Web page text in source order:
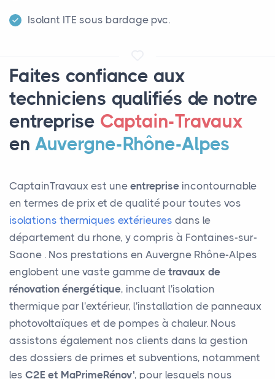
Isolant ITE sous bardage pvc.
Faites confiance aux
techniciens qualifiés de notre
entreprise Captain-Travaux
enAuvergne-Rhône-Alpes
CaptainTravaux est une entreprise incontournable
en termes de prix et de qualité pour toutes vos
isolations thermiques extérieures dans le
département du rhone, y compris à Fontaines-sur-
Saone . Nos prestations en Auvergne Rhône-Alpes
englobent une vaste gamme de travaux de
rénovation énergétique, incluant l'isolation
thermique par l'extérieur, l'installation de panneaux
photovoltaïques et de pompes à chaleur. Nous
assistons également nos clients dans la gestion
des dossiers de primes et subventions, notamment
les C2E et MaPrimeRénov', pour lesquels nous